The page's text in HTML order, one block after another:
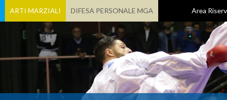
ARTI MARZIALI DIFESA PERSONALE MGA Area